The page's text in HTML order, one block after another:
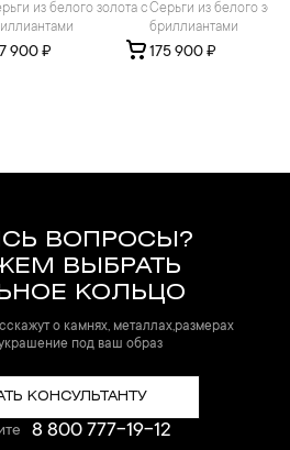
900 ₽
Серьги из белого золота с
бриллиантами
175 900 ₽
ВОПРОСЫ?
ВЫБРАТЬ
КОЛЬЦО
о камнях, металлах,размерах
под ваш образ
КОНСУЛЬТАНТУ
8 800 777-19-12